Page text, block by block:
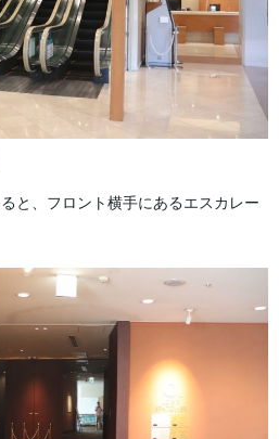
と、フロント横手にあるエスカレー